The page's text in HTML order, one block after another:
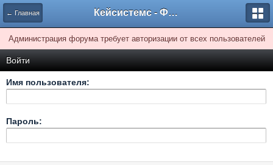
← Главная Кейсистемс - Форумы
Администрация форума требует авторизации от всех пользователей
Войти
Имя пользователя:
Пароль: